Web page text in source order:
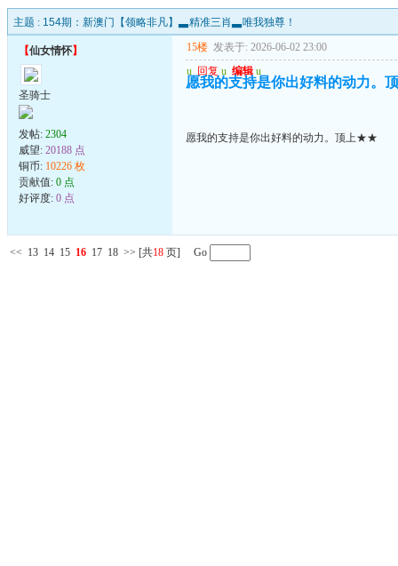
主题 : 154期：新澳门【领略非凡】▃精准三肖▃唯我独尊！
【仙女情怀】
圣骑士
发帖: 2304
威望: 20188 点
铜币: 10226 枚
贡献值: 0 点
好评度: 0 点
15楼 发表于: 2026-06-02 23:00
u 回复 u 编辑 u
愿我的支持是你出好料的动力
愿我的支持是你出好料的动力。顶上★★
<< 13 14 15 16 17 18 >> [共18 页] Go